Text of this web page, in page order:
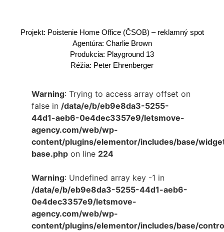
Projekt: Poistenie Home Office (ČSOB) – reklamný spot
Agentúra: Charlie Brown
Produkcia: Playground 13
Réžia: Peter Ehrenberger
Warning: Trying to access array offset on
false in /data/e/b/eb9e8da3-5255-
44d1-aeb6-0e4dec3357e9/letsmove-
agency.com/web/wp-
content/plugins/elementor/includes/base/
base.phpon line 224
Warning: Undefined array key -1 in
/data/e/b/eb9e8da3-5255-44d1-aeb6-
0e4dec3357e9/letsmove-
agency.com/web/wp-
content/plugins/elementor/includes/base/